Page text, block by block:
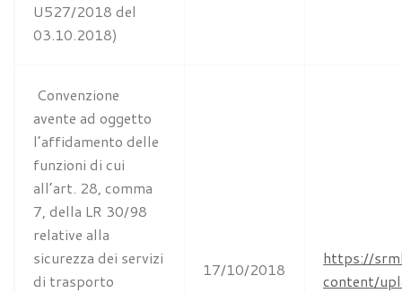
U527/2018 del
03.10.2018)
Convenzione
avente ad oggetto
l’affidamento delle
funzioni di cui
all’art. 28, comma
7, della LR 30/98
relative alla
sicurezza dei servizi
di trasporto
17/10/2018
https://
content/